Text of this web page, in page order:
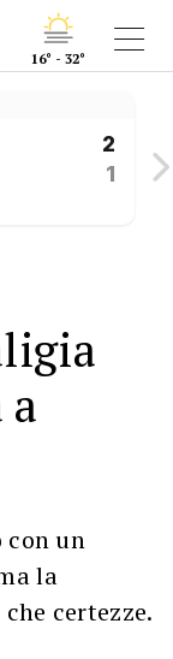
16° - 32°
2
1
con un
la
certezze.